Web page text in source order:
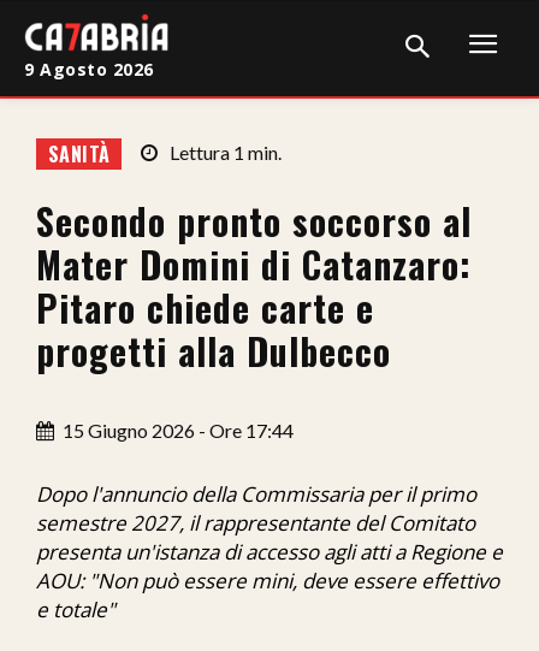
Cronaca
Giudiziaria
Politica
Sport
Sanità
Economia
Ita-Mondo
C7 Play
9 Agosto 2026
SANITÀ Lettura 1 min.
Secondo pronto soccorso al
Mater Domini di Catanzaro:
Pitaro chiede carte e
progetti alla Dulbecco
15 Giugno 2026 - Ore 17:44
Dopo l'annuncio della Commissaria per il primo
semestre 2027, il rappresentante del Comitato
presenta un'istanza di accesso agli atti a Regione e
AOU: "Non può essere mini, deve essere effettivo
e totale"